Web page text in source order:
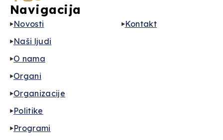
Navigacija
Novosti
Naši ljudi
O nama
Organi
Organizacije
Politike
Programi
Kontakt